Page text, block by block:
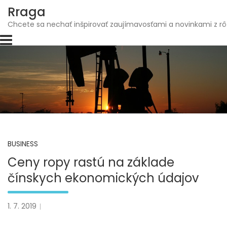
content
Rraga
Chcete sa nechať inšpirovať zaujímavosťami a novinkami z
BUSINESS
Ceny ropy rastú na základe
čínskych ekonomických údajov
1. 7. 2019